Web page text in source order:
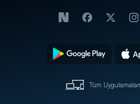
Tüm